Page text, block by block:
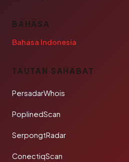
BAHASA
Bahasa Indonesia
TAUTAN SAHABAT
PersadarWhois
PoplinedScan
SerpongtRadar
ConectiqScan